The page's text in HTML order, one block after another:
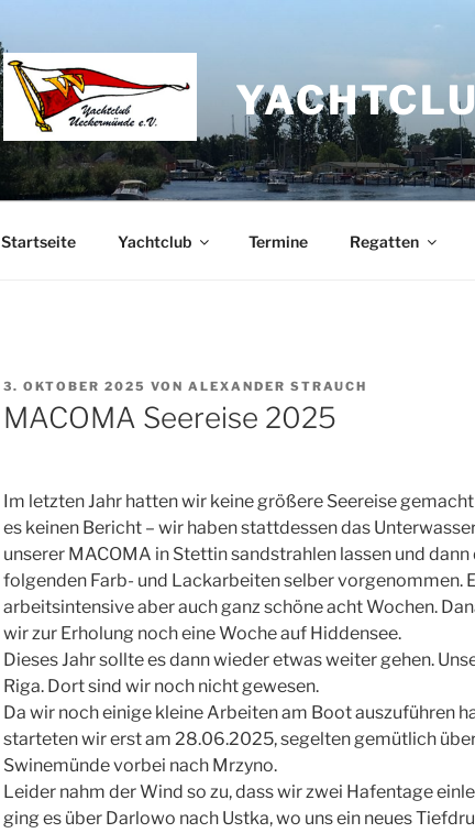
Startseite Yachtclub Termine Regatten
VERÖFFENTLICHT
AM
3. OKTOBER 2025 VON ALEXANDER STRAUCH
MACOMA Seereise 2025
Im letzten Jahr hatten wir keine größere Seereise
es keinen Bericht – wir haben stattdessen das
unserer MACOMA in Stettin sandstrahlen lassen und
folgenden Farb- und Lackarbeiten selber vorgenommen.
arbeitsintensive aber auch ganz schöne acht Wochen.
wir zur Erholung noch eine Woche auf Hiddensee.
Dieses Jahr sollte es dann wieder etwas weiter gehen.
Riga. Dort sind wir noch nicht gewesen.
Da wir noch einige kleine Arbeiten am Boot auszuführen
starteten wir erst am 28.06.2025, segelten gemütlich
Swinemünde vorbei nach Mrzyno.
Leider nahm der Wind so zu, dass wir zwei Hafentage
ging es über Darlowo nach Ustka, wo uns ein neues